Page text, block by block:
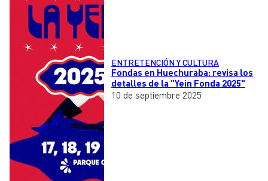
ENTRETENCIÓN Y CULTURA
Fondas en Huechuraba: revisa los
detalles de la "Yein Fonda 2025"
10 de septiembre 2025